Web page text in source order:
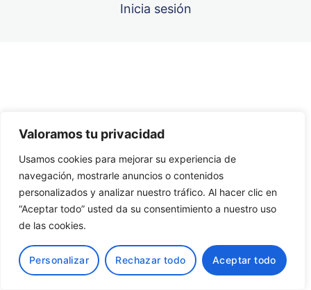
Valoramos tu privacidad
Usamos cookies para mejorar su experiencia de
navegación, mostrarle anuncios o contenidos
personalizados y analizar nuestro tráfico. Al hacer clic en
“Aceptar todo” usted da su consentimiento a nuestro uso
de las cookies.
Personalizar Rechazar todo Aceptar todo
CONTENIDO UNIDAD 7
Unidad 10
Inicia sesión